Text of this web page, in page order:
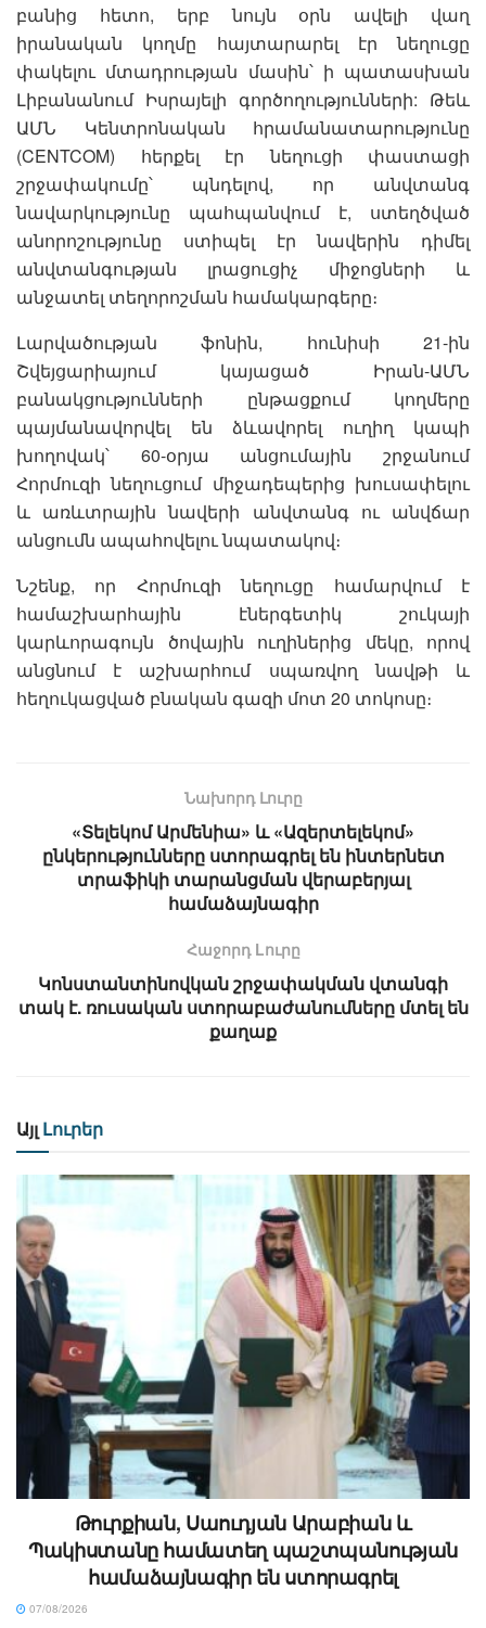
բանից հետո, երբ նույն օրն ավելի վաղ
իրանական կողմը հայտարարել էր նեղուցը
փակելու մտադրության մասին՝ ի պատասխան
Լիբանանում Իսրայելի գործողությունների: Թեև
ԱՄՆ Կենտրոնական հրամանատարությունը
(CENTCOM) հերքել էր նեղուցի փաստացի
շրջափակումը՝ պնդելով, որ անվտանգ
նավարկությունը պահպանվում է, ստեղծված
անորոշությունը ստիպել էր նավերին դիմել
անվտանգության լրացուցիչ միջոցների և
անջատել տեղորոշման համակարգերը։
Լարվածության ֆոնին, հունիսի 21-ին
Շվեյցարիայում կայացած Իրան-ԱՄՆ
բանակցությունների ընթացքում կողմերը
պայմանավորվել են ձևավորել ուղիղ կապի
խողովակ՝ 60-օրյա անցումային շրջանում
Հորմուզի նեղուցում միջադեպերից խուսափելու
և առևտրային նավերի անվտանգ ու անվճար
անցումն ապահովելու նպատակով։
Նշենք, որ Հորմուզի նեղուցը համարվում է
համաշխարհային էներգետիկ շուկայի
կարևորագույն ծովային ուղիներից մեկը, որով
անցնում է աշխարհում սպառվող նավթի և
հեղուկացված բնական գազի մոտ 20 տոկոսը։
Նախորդ Լուրը
«Տելեկոմ Արմենիա» և «Ազերտելեկոմ»
ընկերությունները ստորագրել են ինտերնետ
տրաֆիկի տարանցման վերաբերյալ
համաձայնագիր
Հաջորդ Lուրը
Կոնստանտինովկան շրջափակման վտանգի
տակ է. ռուսական ստորաբաժանումները մտել են
քաղաք
Այլ Լուրեր
Թուրքիան, Սաուդյան Արաբիան և
Պակիստանը համատեղ պաշտպանության
համաձայնագիր են ստորագրել
07/08/2026